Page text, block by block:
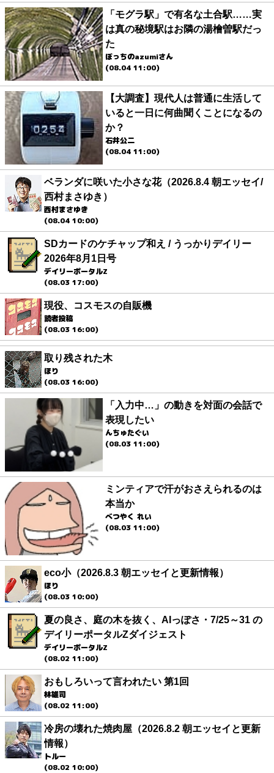
「モグラ駅」で有名な土合駅……実
は真の秘境駅はお隣の湯檜曽駅だっ
た
ぼっちのazumiさん
(08.04 11:00)
【大調査】現代人は普通に生活して
いると一日に何曲聞くことになるの
か？
石井公二
(08.04 11:00)
ベランダに咲いた小さな花（2026.8.4 朝エッセイ/
西村まさゆき）
西村まさゆき
(08.04 10:00)
SDカードのケチャップ和え / うっかりデイリー
2026年8月1日号
デイリーポータルZ
(08.03 17:00)
現役、コスモスの自販機
読者投稿
(08.03 16:00)
取り残された木
ほり
(08.03 16:00)
「入力中…」の動きを対面の会話で
表現したい
んちゅたぐい
(08.03 11:00)
ミンティアで汗がおさえられるのは
本当か
べつやく れい
(08.03 11:00)
eco小（2026.8.3 朝エッセイと更新情報）
ほり
(08.03 10:00)
夏の良さ、庭の木を抜く、AIっぽさ・7/25～31 の
デイリーポータルZダイジェスト
デイリーポータルZ
(08.02 11:00)
おもしろいって言われたい 第1回
林雄司
(08.02 11:00)
冷房の壊れた焼肉屋（2026.8.2 朝エッセイと更新
情報）
トルー
(08.02 10:00)